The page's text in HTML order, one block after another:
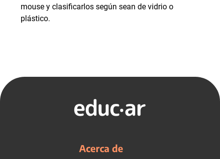
mouse y clasificarlos según sean de vidrio o
plástico.
Acerca de